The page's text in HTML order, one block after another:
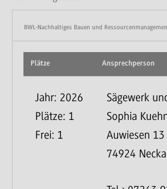
BWL-Nachhaltiges Bauen und
Plätze Ansprechperson
Jahr: 2026
Plätze: 1
Frei: 1
Sägewerk
Sophia
Auwiesen 13
74924